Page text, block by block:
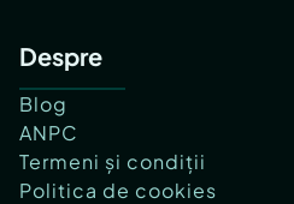
Despre
Blog
ANPC
Termeni și condiții
Politica de cookies